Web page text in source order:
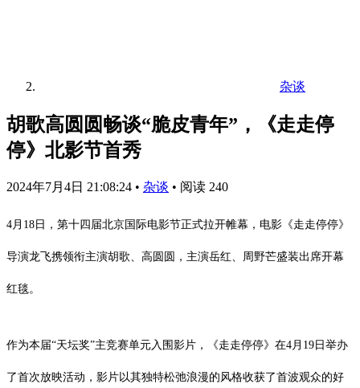
杂谈
胡歌高圆圆畅谈“脆皮青年”，《走走停
停》北影节首秀
2024年7月4日 21:08:24 • 杂谈 • 阅读 240
4月18日，第十四届北京国际电影节正式拉开帷幕，电影《走走停停》
导演龙飞携领衔主演胡歌、高圆圆，主演岳红、周野芒盛装出席开幕
红毯。
作为本届“天坛奖”主竞赛单元入围影片，《走走停停》在4月19日举办
了首次放映活动，影片以其独特松弛浪漫的风格收获了首波观众的好